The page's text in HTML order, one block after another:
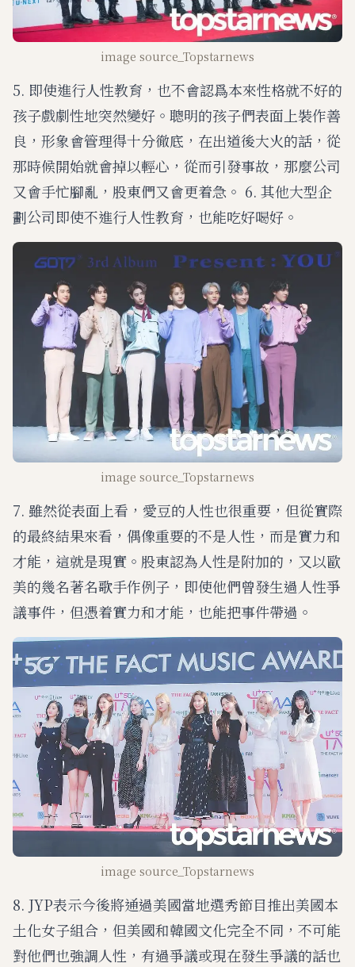
image source_Topstarnews
5. 即使進行人性教育，也不會認爲本來性格就不好的
孩子戲劇性地突然變好。聰明的孩子們表面上裝作善
良，形象會管理得十分徹底，在出道後大火的話，從
那時候開始就會掉以輕心，從而引發事故，那麼公司
又會手忙腳亂，股東們又會更着急。 6. 其他大型企
劃公司即使不進行人性教育，也能吃好喝好。
image source_Topstarnews
7. 雖然從表面上看，愛豆的人性也很重要，但從實際
的最終結果來看，偶像重要的不是人性，而是實力和
才能，這就是現實。股東認為人性是附加的，又以歐
美的幾名著名歌手作例子，即使他們曾發生過人性爭
議事件，但憑着實力和才能，也能把事件帶過。
image source_Topstarnews
8. JYP表示今後將通過美國當地選秀節目推出美國本
土化女子組合，但美國和韓國文化完全不同，不可能
對他們也強調人性，有過爭議或現在發生爭議的話也